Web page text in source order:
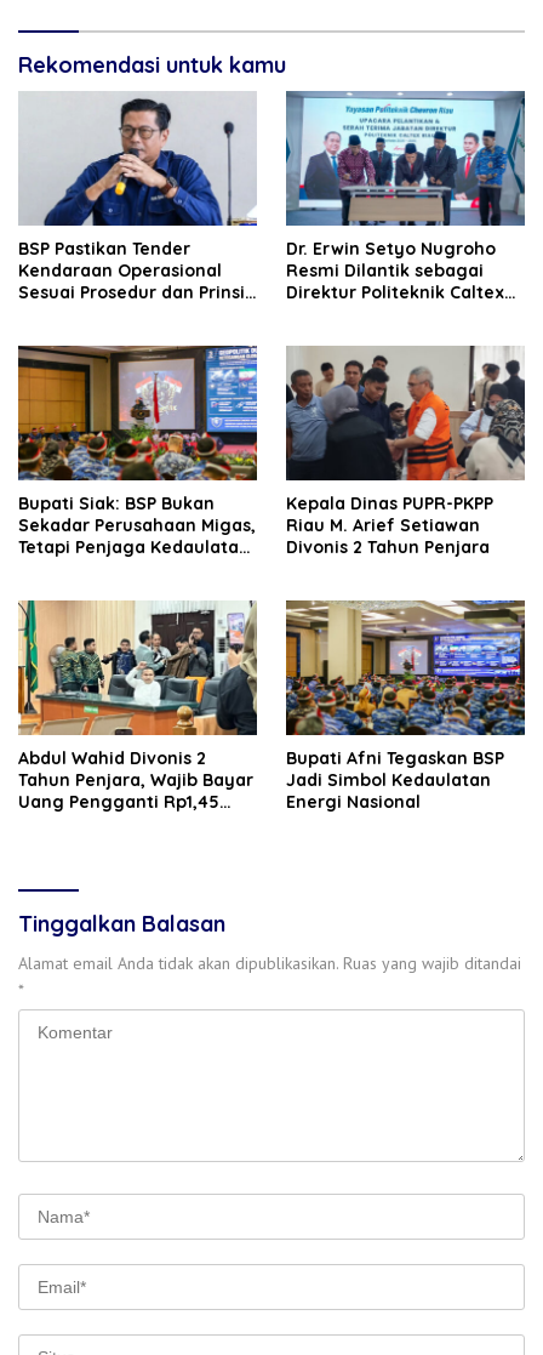
Rekomendasi untuk kamu
BSP Pastikan Tender
Kendaraan Operasional
Sesuai Prosedur dan Prinsip
‎Dr. Erwin Setyo Nugroho
Resmi Dilantik sebagai
Direktur Politeknik Caltex
Bupati Siak: BSP Bukan
Sekadar Perusahaan Migas,
Tetapi Penjaga Kedaulatan
Kepala Dinas PUPR-PKPP
Riau M. Arief Setiawan
Divonis 2 Tahun Penjara
‎‎Abdul Wahid Divonis 2
Tahun Penjara, Wajib Bayar
Uang Pengganti Rp1,45
Bupati Afni Tegaskan BSP
Jadi Simbol Kedaulatan
Energi Nasional
Tinggalkan Balasan
Alamat email Anda tidak akan dipublikasikan. Ruas yang wajib ditandai
*